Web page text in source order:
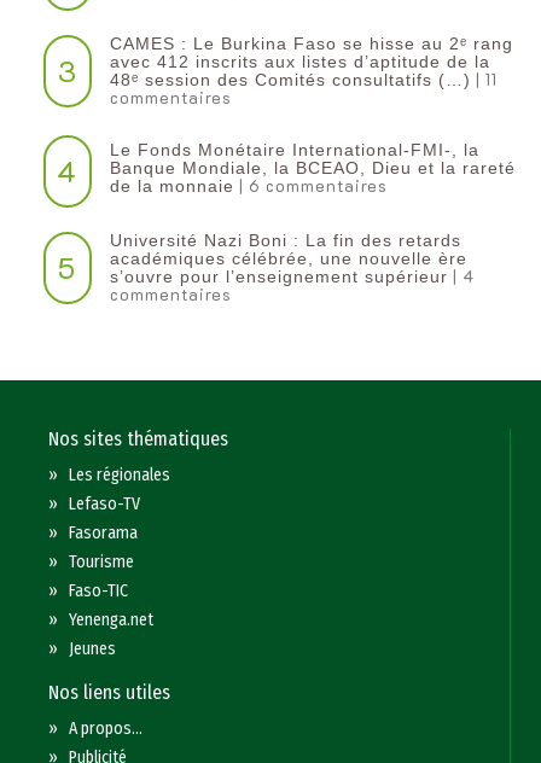
3
CAMES : Le Burkina Faso se hisse au 2ᵉ rang
avec 412 inscrits aux listes d’aptitude de la
48ᵉ session des Comités consultatifs (…) | 11
commentaires
4
Le Fonds Monétaire International-FMI-, la
Banque Mondiale, la BCEAO, Dieu et la rareté
de la monnaie | 6 commentaires
5
Université Nazi Boni : La fin des retards
académiques célébrée, une nouvelle ère
s’ouvre pour l’enseignement supérieur | 4
commentaires
Nos sites thématiques
»Les régionales
»Lefaso-TV
»Fasorama
»Tourisme
»Faso-TIC
»Yenenga.net
» Jeunes
Nos liens utiles
»A propos...
»Publicité